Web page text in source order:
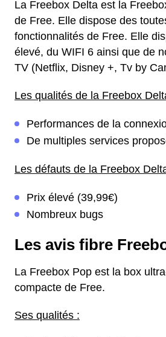
La Freebox Delta est la
de Free. Elle dispose des
fonctionnalités de Free. Elle
élevé, du WIFI 6 ainsi que de
TV (Netflix, Disney +, Tv by
Les qualités de la Freebox
Performances de la
De multiples services
Les défauts de la Freebox
Prix élevé (39,99€)
Nombreux bugs
Les avis fibre
La Freebox Pop est la box
compacte de Free.
Ses qualités :